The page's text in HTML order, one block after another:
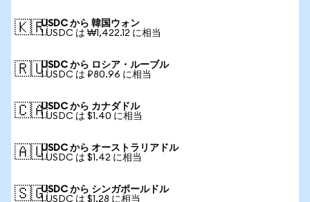
🇰🇷USDC から 韓国ウォン
1 USDC は ₩1,422.12 に相当
🇷🇺USDC から ロシア・ルーブル
1 USDC は ₽80.96 に相当
🇨🇦USDC から カナダドル
1 USDC は $1.40 に相当
🇦🇺USDC から オーストラリアドル
1 USDC は $1.42 に相当
🇸🇬USDC から シンガポールドル
1 USDC は $1.28 に相当